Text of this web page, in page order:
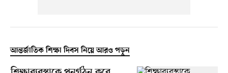
আন্তর্জাতিক শিক্ষা দিবস নিয়ে আরও পড়ুন